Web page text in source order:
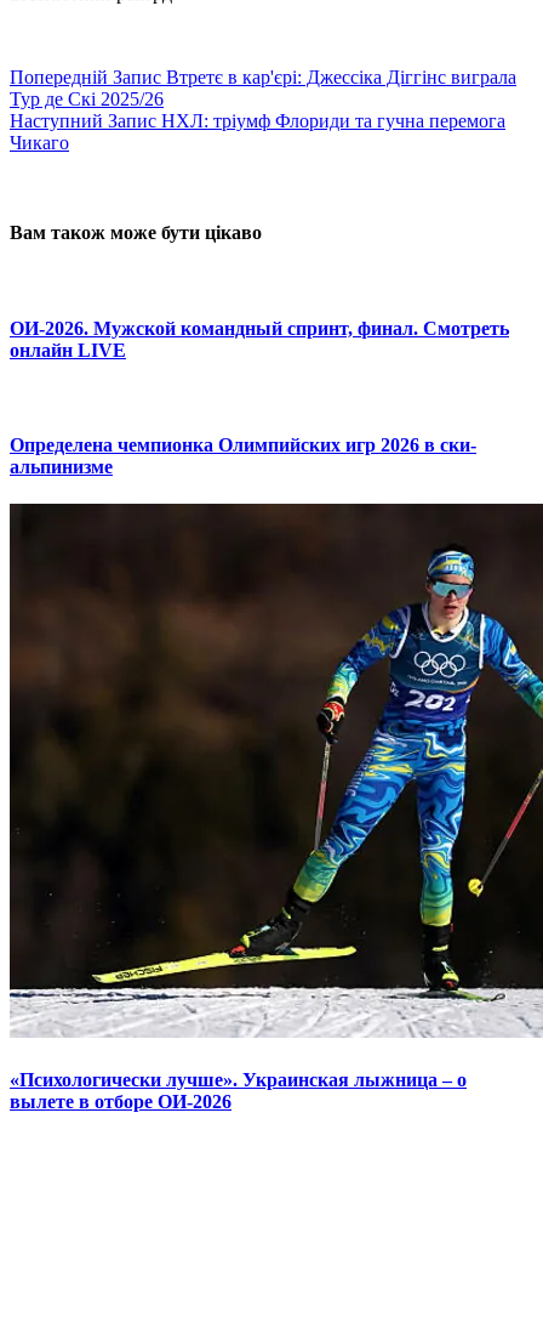
Попередній Запис Втретє в кар'єрі: Джессіка Діггінс виграла
Тур де Скі 2025/26
Наступний Запис НХЛ: тріумф Флориди та гучна перемога
Чикаго
Вам також може бути цікаво
ОИ-2026. Мужской командный спринт, финал. Смотреть
онлайн LIVE
Определена чемпионка Олимпийских игр 2026 в ски-
альпинизме
«Психологически лучше». Украинская лыжница – о
вылете в отборе ОИ-2026